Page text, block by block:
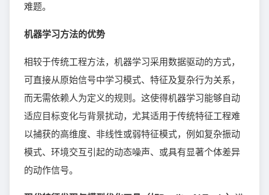
难题。
机器学习方法的优势
相较于传统工程方法，机器学习采用数据驱动的方式，
可直接从原始信号中学习模式、特征及复杂行为关系，
而无需依赖人为定义的规则。这使得机器学习能够自动
适应目标变化与背景扰动，尤其适用于传统特征工程难
以捕获的高维度、非线性或弱特征模式，例如复杂振动
模式、环境交互引起的动态噪声、或具有显著个体差异
的动作信号。